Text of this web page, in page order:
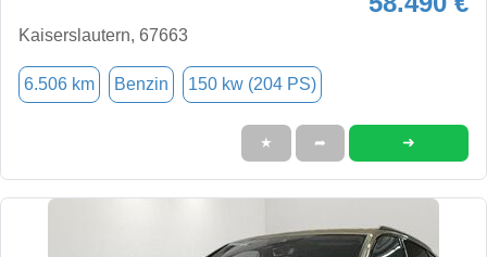
Kaiserslautern, 67663
6.506 km Benzin 150 kw (204 PS)
★ ➦ ➜